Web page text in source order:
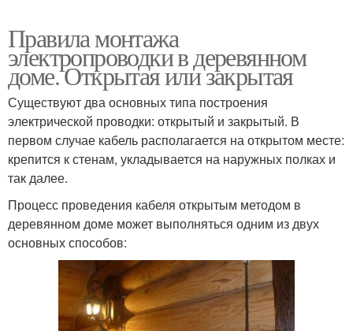
Правила монтажа
электропроводки в деревянном
доме. Открытая или закрытая
Существуют два основных типа построения
электрической проводки: открытый и закрытый. В
первом случае кабель располагается на открытом месте:
крепится к стенам, укладывается на наружных полках и
так далее.
Процесс проведения кабеля открытым методом в
деревянном доме может выполняться одним из двух
основных способов: